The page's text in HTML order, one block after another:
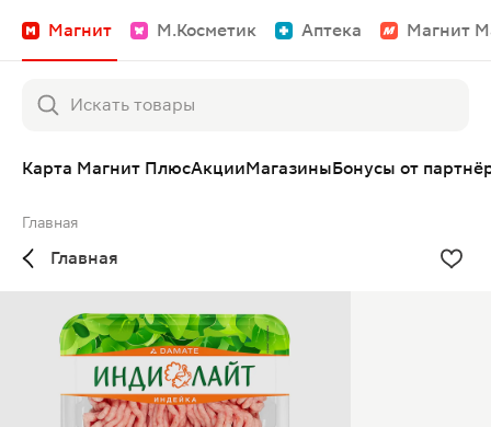
Магнит М.Косметик Аптека Магнит
Карта Магнит ПлюсАкцииМагазиныБонусы от
Главная
Главная